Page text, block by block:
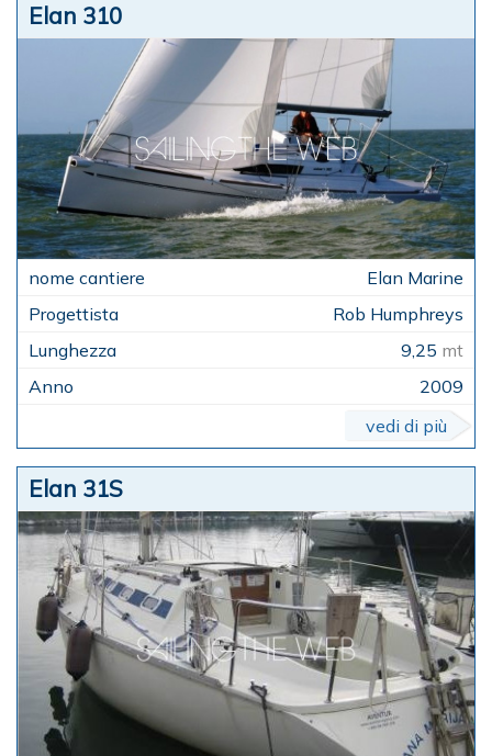
Elan 310
Elan Marine
Rob Humphreys
9,25 mt
2009
vedi di più
Elan 31S